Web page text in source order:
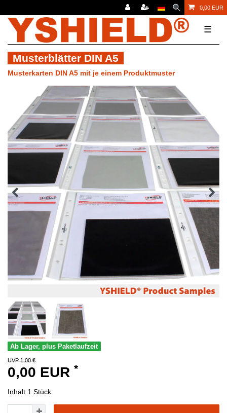
0,00 EUR
☰
Musterblätter DIN A5
Musterkarten DIN A5 mit je einem Produktmuster
Ab Lager, plus Paketlaufzeit
UVP 1,00 €
0,00 EUR *
Inhalt 1 Stück